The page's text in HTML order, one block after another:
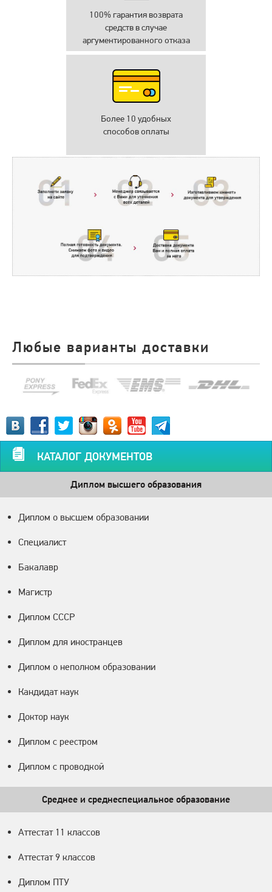
100% гарантия возврата
средств в случае
аргументированного отказа
Более 10 удобных
способов оплаты
Любые варианты доставки
КАТАЛОГ ДОКУМЕНТОВ
Диплом высшего образования
Диплом о высшем образовании
Специалист
Бакалавр
Магистр
Диплом СССР
Диплом для иностранцев
Диплом о неполном образовании
Кандидат наук
Доктор наук
Диплом с реестром
Диплом с проводкой
Среднее и среднеспециальное образование
Аттестат 11 классов
Аттестат 9 классов
Диплом ПТУ